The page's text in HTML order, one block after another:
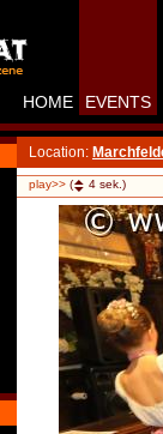
HOME EVENTS
Location:
play>> ( 4 sek.)